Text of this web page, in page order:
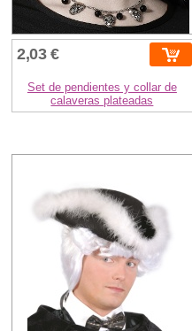
2,03 €
Set de pendientes y collar de
calaveras plateadas